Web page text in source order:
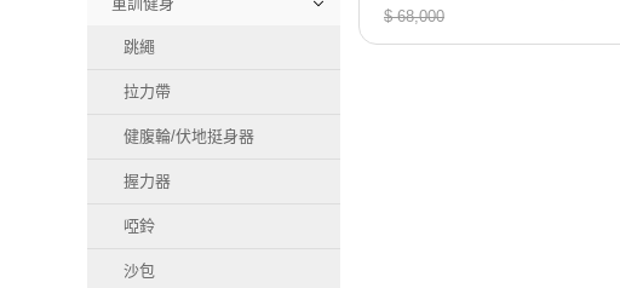
跳繩
拉力帶
健腹輪/伏地挺身器
握力器
啞鈴
沙包
30 (中文操控面板)
$ 68,000